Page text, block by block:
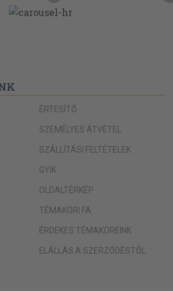
ÉRTESÍTŐ
SZEMÉLYES ÁTVÉTEL
SZÁLLÍTÁSI FELTÉTELEK
GYIK
OLDALTÉRKÉP
TÉMAKÖRI FA
ÉRDEKES TÉMAKÖREINK
ELÁLLÁS A SZERZŐDÉSTŐL